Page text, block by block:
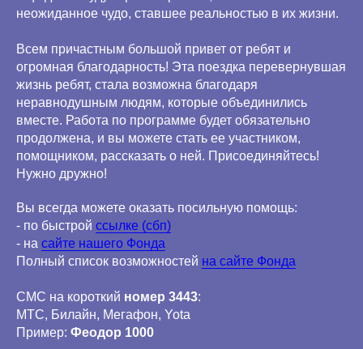
неожиданное чудо, ставшее реальностью в их жизни.
Всем причастным большой привет от ребят и
огромная благодарность! Эта поездка перевернувшая
жизнь ребят, стала возможна благодаря
неравнодушным людям, которые объединились
вместе. Работа по программе будет обязательно
продолжена, и вы можете стать ее участником,
помощником, рассказать о ней. Присоединяйтесь!
Нужно дружно!
Вы всегда можете оказать посильную помощь:
- по быстрой ссылке (сбп)
- на сайте нашего Фонда
Полный список возможностей на сайте Фонда
СМС на короткий номер 3443:
МТС, Билайн, Мегафон, Yota
Пример: Феодор 1000